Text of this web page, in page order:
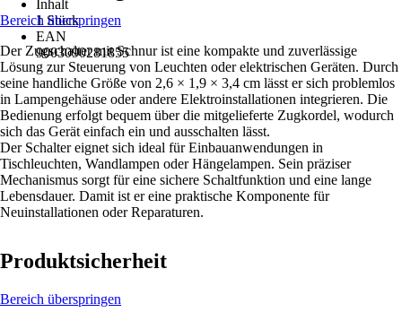
Inhalt
1 Stück
EAN
9003090281855
Bereich überspringen
Der Zugschalter mit Schnur ist eine kompakte und zuverlässige
Lösung zur Steuerung von Leuchten oder elektrischen Geräten. Durch
seine handliche Größe von 2,6 × 1,9 × 3,4 cm lässt er sich problemlos
in Lampengehäuse oder andere Elektroinstallationen integrieren. Die
Bedienung erfolgt bequem über die mitgelieferte Zugkordel, wodurch
sich das Gerät einfach ein und ausschalten lässt.
Der Schalter eignet sich ideal für Einbauanwendungen in
Tischleuchten, Wandlampen oder Hängelampen. Sein präziser
Mechanismus sorgt für eine sichere Schaltfunktion und eine lange
Lebensdauer. Damit ist er eine praktische Komponente für
Neuinstallationen oder Reparaturen.
Produktsicherheit
Bereich überspringen